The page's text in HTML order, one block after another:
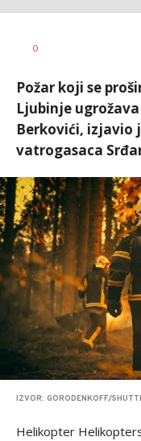
AUTOR
0
Požar koji se
Ljubinje
Berkovići, izjavio
vatrogasaca
IZVOR: GORODENKOFF/
Helikopter